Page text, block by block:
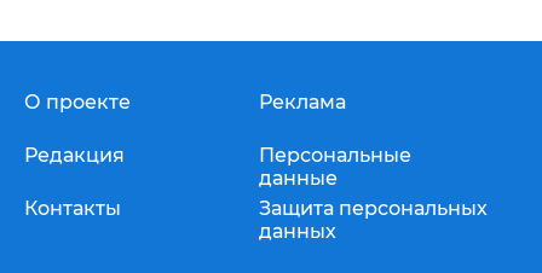
О проекте
Редакция
Контакты
Реклама
Персональные
данные
Защита персональных
данных